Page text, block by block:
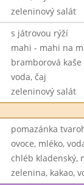
zeleninový salát
s játrovou rýží
mahi - mahi na
bramborová kaše
voda, čaj
zeleninový salát
pomazánka
ovoce, mléko,
chléb kladenský,
zelenina, kakao,